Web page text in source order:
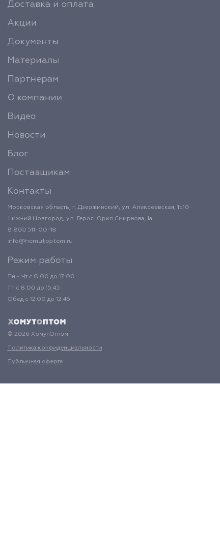
Доставка и оплата
Акции
Документы
Материалы
Партнерам
О компании
Видео
Новости
Блог
Поставщикам
Контакты
Московская область, г. Дзержинский, ул. Алексеевская, 1с10
Нижний Новгород, ул. Героя Юрия Смирнова, 1а
8 800 511-00-18
info@homutoptom.ru
Режим работы
Пн - Чт с 8:00 до 17:00
Пт с 8:00 до 15:45
Обед с 12:00 до 12:45
© 2026 ХомутОптом
Политика конфиденциальности
Публичная оферта